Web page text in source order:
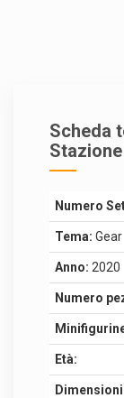
Scheda
Numero
Tema: Gear
Anno: 2020
Numero
Età: